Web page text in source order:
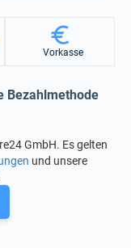
Vorkasse
Bezahlmethode
GmbH. Es gelten
und unsere